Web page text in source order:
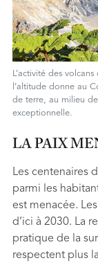
L’activité des
l’altitude donne au
de terre, au milieu
exceptionnelle.
LA PAIX
Les centenaires
parmi les
est menacée.
d’ici à 2030. La
pratique de la
respectent plus